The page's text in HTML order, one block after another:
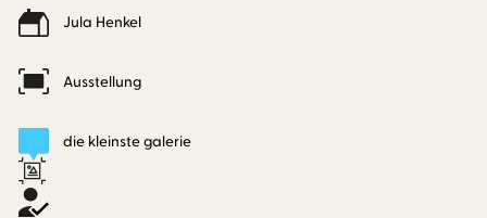
Jula Henkel
Ausstellung
die kleinste galerie